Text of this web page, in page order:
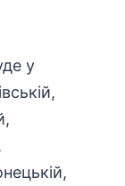
у